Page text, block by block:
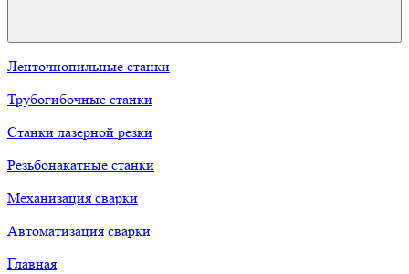
Ленточнопильные станки
Трубогибочные станки
Станки лазерной резки
Резьбонакатные станки
Механизация сварки
Автоматизация сварки
Главная